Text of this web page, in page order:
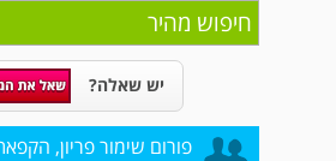
חיפוש מהיר
יש שאלה?
פורום שימור פריון,